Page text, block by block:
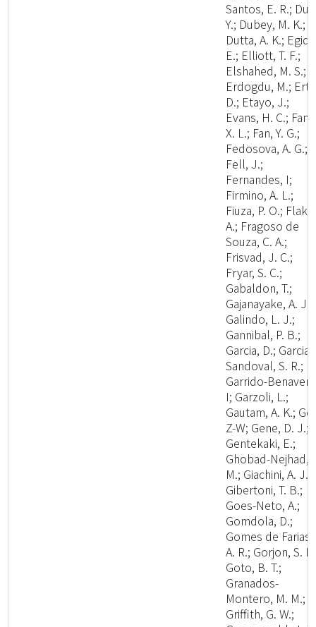
Santos, E. R.; Du,
Y.; Dubey, M. K.;
Dutta, A. K.; Egidi,
E.; Elliott, T. F.;
Elshahed, M. S.;
Erdogdu, M.;
D.; Etayo, J.;
Evans, H. C.; Fan,
X. L.; Fan, Y. G.;
Fedosova, A. G.;
Fell, J.;
Fernandes, I;
Firmino, A. L.;
Fiuza, P. O.;
A.; Fragoso de
Souza, C. A.;
Frisvad, J. C.;
Fryar, S. C.;
Gabaldon, T.;
Gajanayake, A. J.;
Galindo, L. J.;
Gannibal, P. B.;
Garcia, D.; Garcia-
Sandoval, S. R.;
Garrido-
I; Garzoli, L.;
Gautam, A. K.; Ge,
Z-W; Gene, D. J.;
Gentekaki, E.;
Ghobad-Nejhad,
M.; Giachini, A. J.;
Gibertoni, T. B.;
Goes-Neto, A.;
Gomdola, D.;
Gomes de Farias,
A. R.; Gorjon, S.
Goto, B. T.;
Granados-
Montero, M. M.;
Griffith, G. W.;